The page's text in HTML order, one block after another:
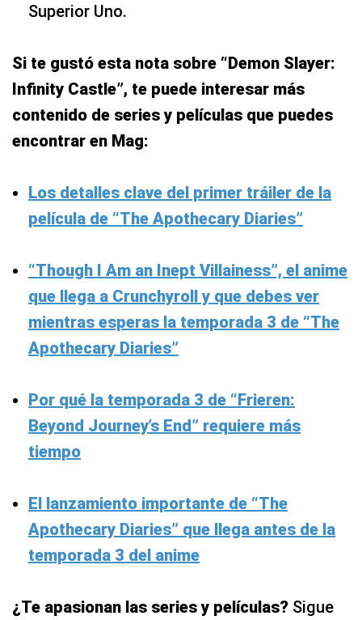
Superior Uno.
Si te gustó esta nota sobre “Demon Slayer:
Infinity Castle”, te puede interesar más
contenido de series y películas que puedes
encontrar en Mag:
Los detalles clave del primer tráiler de la
película de “The Apothecary Diaries”
“Though I Am an Inept Villainess”, el anime
que llega a Crunchyroll y que debes ver
mientras esperas la temporada 3 de “The
Apothecary Diaries”
Por qué la temporada 3 de “Frieren:
Beyond Journey’s End” requiere más
tiempo
El lanzamiento importante de “The
Apothecary Diaries” que llega antes de la
temporada 3 del anime
¿Te apasionan las series y películas? Sigue